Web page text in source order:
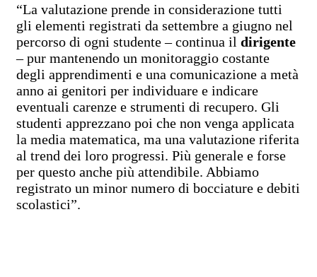
“La valutazione prende in considerazione tutti
gli elementi registrati da settembre a giugno nel
percorso di ogni studente – continua il dirigente
– pur mantenendo un monitoraggio costante
degli apprendimenti e una comunicazione a metà
anno ai genitori per individuare e indicare
eventuali carenze e strumenti di recupero. Gli
studenti apprezzano poi che non venga applicata
la media matematica, ma una valutazione riferita
al trend dei loro progressi. Più generale e forse
per questo anche più attendibile. Abbiamo
registrato un minor numero di bocciature e debiti
scolastici”.